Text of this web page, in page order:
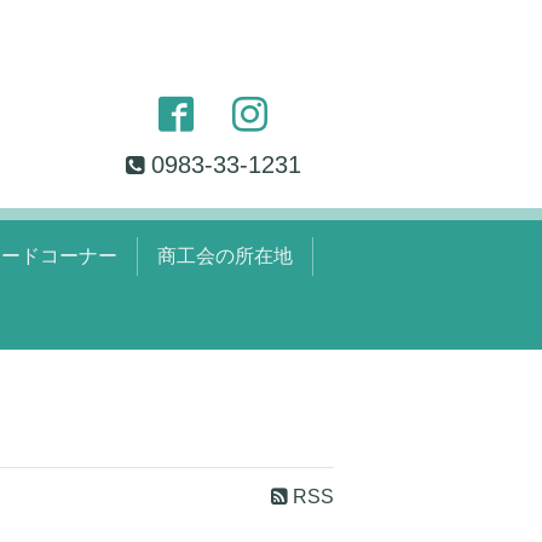
0983-33-1231
ドコーナー 商工会の所在地
RSS